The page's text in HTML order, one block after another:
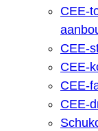
CEE-
CEE-
CEE-
CEE-
CEE-